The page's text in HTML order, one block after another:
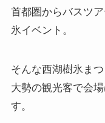
首都圏からバスツ
氷イベント。
そんな西湖樹氷まつ
大勢の観光客で会
す。